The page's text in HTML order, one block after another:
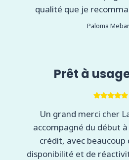
qualité que je
Paloma
Prêt à
Un grand merci cher
accompagné du début
crédit, avec beaucoup
disponibilité et de